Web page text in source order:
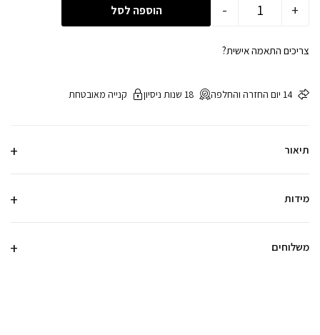
- + הוספה לסל
צריכים התאמה אישית?
14 יום החזרה והחלפה 18 שנות ניסיון קנייה מאובטחת
תיאור
מידות
משלוחים